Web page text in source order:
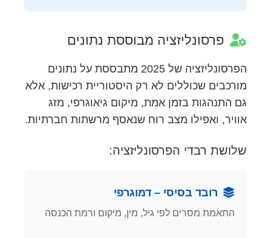
פרסונליזציה מבוססת נתונים
הפרסונליזציה של 2025 מתבססת על נתונים
מורכבים שכוללים לא רק היסטוריית רכישות, אלא
גם התנהגות בזמן אמת, מיקום גיאוגרפי, מזג
אוויר, ואפילו מצב רוח שנאסף מרשתות חברתיות.
שלושת רבדי הפרסונליזציה:
רובד בסיסי – דמוגרפי
התאמת מסרים לפי גיל, מין, מיקום ורמת הכנסה